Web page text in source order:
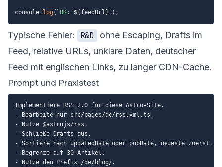
console. log ( ` OK: ${ feedUrl } ` ) ;
Typische Fehler: R&D
ohne Escaping, Drafts im
Feed, relative URLs, unklare Daten, deutscher
Feed mit englischen Links, zu langer CDN-Cache.
Prompt und Praxistest
Implementiere RSS 2.0 für diese Astro-Site.
- Bearbeite nur src/pages/de/rss.xml.ts.
- Nutze @astrojs/rss.
- Schließe Drafts aus.
- Sortiere nach updatedDate oder pubDate, neueste zuerst.
- Begrenze auf 30 Artikel.
- Nutze den Prefix /de/blog/.